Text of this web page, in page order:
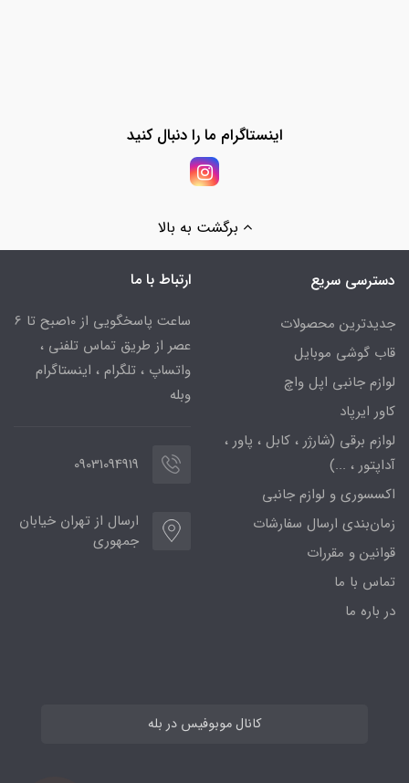
اینستاگرام ما را دنبال کنید
برگشت به بالا
دسترسی سریع
جدیدترین محصولات
قاب گوشی موبایل
لوازم جانبی اپل واچ
کاور ایرپاد
لوازم برقی (شارژر ، کابل ، پاور ،
آداپتور ، ...)
اکسسوری و لوازم جانبی
زمان‌بندی ارسال سفارشات
قوانین و مقررات
تماس با ما
در باره ما
ارتباط با ما
ساعت پاسخگویی از 10صبح تا 6
عصر از طریق تماس تلفنی ،
واتساپ ، تلگرام ، اینستاگرام
وبله
09031094919
ارسال از تهران خیابان
جمهوری
کانال موبوفیس در بله